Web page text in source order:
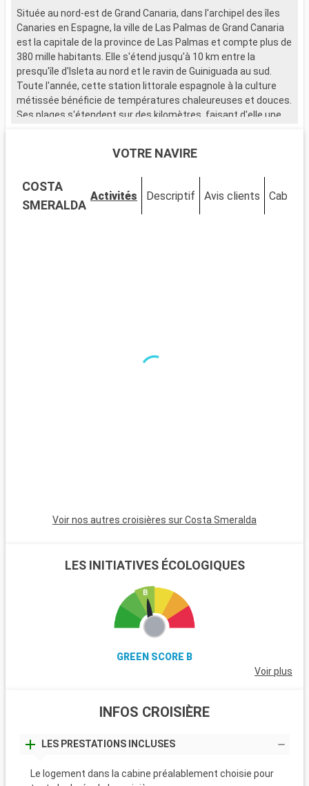
Située au nord-est de Grand Canaria, dans l'archipel des îles
Canaries en Espagne, la ville de Las Palmas de Grand Canaria
est la capitale de la province de Las Palmas et compte plus de
380 mille habitants. Elle s'étend jusqu'à 10 km entre la
presqu'île d'Isleta au nord et le ravin de Guiniguada au sud.
Toute l'année, cette station littorale espagnole à la culture
métissée bénéficie de températures chaleureuses et douces.
Ses plages s'étendent sur des kilomètres, faisant d'elle une
Palmas de profiter d'une longue promenade en bord de mer.
port de La Luzy auront l'occasion de visiter les différents
parcs emblématiques comme le Parc Santa Catalina.
Toujours dans cette zone, il est possible de s'arrêter au
VOTRE NAVIRE
COSTA
SMERALDA
Activités Descriptif Avis clients Cabines
Voir nos autres croisières sur Costa Smeralda
LES INITIATIVES ÉCOLOGIQUES
GREEN SCORE B
Voir plus
INFOS CROISIÈRE
LES PRESTATIONS INCLUSES
Le logement dans la cabine préalablement choisie pour